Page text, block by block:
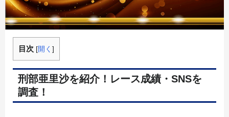
目次 [開く ]
刑部亜里沙を紹介！レース成績・SNSを
調査！